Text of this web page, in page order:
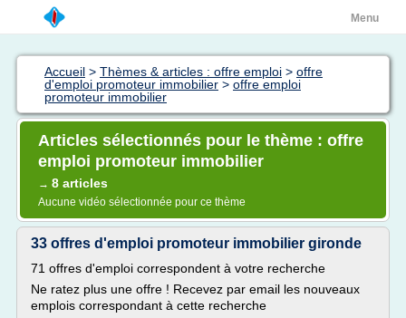
Menu
Accueil > Thèmes & articles : offre emploi > offre
d'emploi promoteur immobilier > offre emploi
promoteur immobilier
Articles sélectionnés pour le thème : offre
emploi promoteur immobilier
→ 8 articles
Aucune vidéo sélectionnée pour ce thème
33 offres d'emploi promoteur immobilier gironde
71 offres d'emploi correspondent à votre recherche
Ne ratez plus une offre ! Recevez par email les nouveaux
emplois correspondant à cette recherche